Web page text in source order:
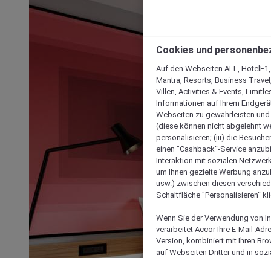
Cookies und
Auf den Webseiten ALL,
Mantra, Resorts, Business
Villen, Activities & Events,
Informationen auf Ihrem
Webseiten zu gewährleisten
(diese können nicht abgelehnt
personalisieren; (iii) die
einen "Cashback“-Service
Interaktion mit sozialen
um Ihnen gezielte Werbung
usw.) zwischen diesen
Schaltfläche "Personalisieren“
Wenn Sie der Verwendung von
verarbeitet Accor Ihre E-Mail-
Version, kombiniert mit Ihren
auf Webseiten Dritter und in